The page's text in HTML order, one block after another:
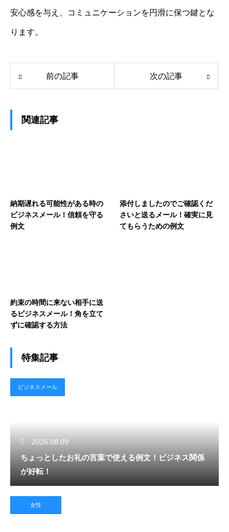
安心感を与え、コミュニケーションを円滑に保つ鍵とな
ります。
前の記事 次の記事
関連記事
納期遅れる可能性がある時の
ビジネスメール！信頼を守る
例文
添付しましたのでご確認くだ
さいと送るメール！確実に見
てもらうための例文
約束の時間に来ない相手に送
るビジネスメール！角を立て
ずに確認する方法
特集記事
ビジネスメール
2026.08.09
ちょっとしたお礼の言葉で使える例文！ビジネス関係
が好転！
女性